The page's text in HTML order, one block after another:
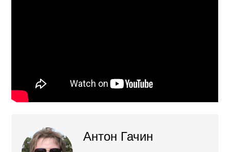
Антон Гачин